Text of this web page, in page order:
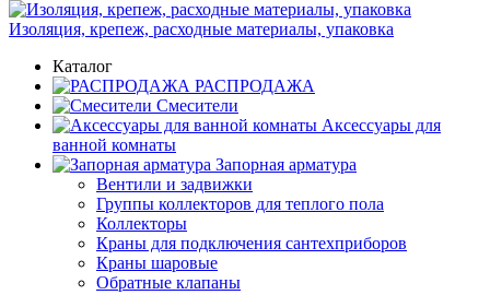
Изоляция, крепеж, расходные материалы, упаковка
Каталог
РАСПРОДАЖА
Смесители
Аксессуары для
ванной комнаты
Запорная арматура
Вентили и задвижки
Группы коллекторов для теплого пола
Коллекторы
Краны для подключения сантехприборов
Краны шаровые
Обратные клапаны